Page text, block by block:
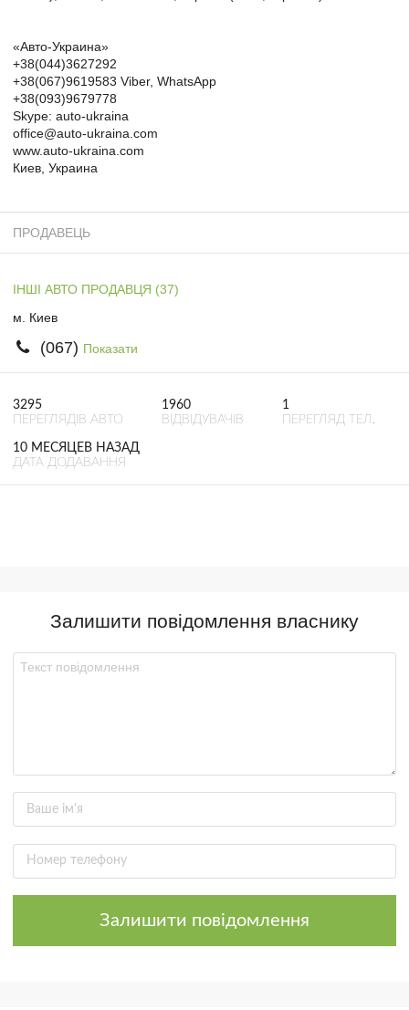
«Авто-Украина»
+38(044)3627292
+38(067)9619583 Viber, WhatsApp
+38(093)9679778
Skype: auto-ukraina
office@auto-ukraina.com
www.auto-ukraina.com
Киев, Украина
ПРОДАВЕЦЬ
ІНШІ АВТО ПРОДАВЦЯ (37)
м. Киев
(067) Показати
3295
ПЕРЕГЛЯДІВ АВТО
1960
ВІДВІДУВАЧІВ
1
ПЕРЕГЛЯД ТЕЛ.
10 МЕСЯЦЕВ НАЗАД
ДАТА ДОДАВАННЯ
Залишити повідомлення власнику
Залишити повідомлення